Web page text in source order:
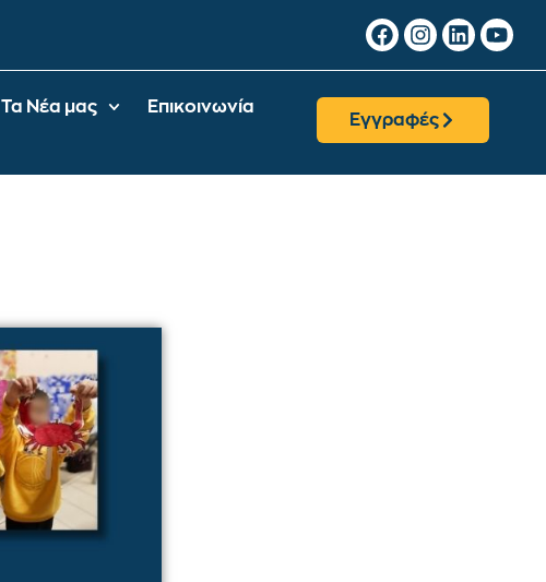
Τα Νέα μας Επικοινωνία
Εγγραφές